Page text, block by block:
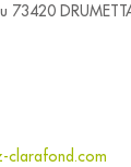
73420
clarafond.com